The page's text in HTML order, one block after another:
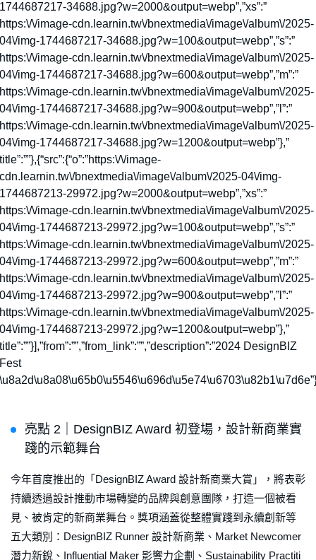
34688.jpg?w=2000&output=webp”,”xs”:”
\/image-cdn.learnin.tw\/bnextmedia\/image\/album\/2025-
img-1744687217-34688.jpg?w=100&output=webp”,”s”:”
\/image-cdn.learnin.tw\/bnextmedia\/image\/album\/2025-
img-1744687217-34688.jpg?w=600&output=webp”,”m”:”
\/image-cdn.learnin.tw\/bnextmedia\/image\/album\/2025-
img-1744687217-34688.jpg?w=900&output=webp”,”l”:”
\/image-cdn.learnin.tw\/bnextmedia\/image\/album\/2025-
img-1744687217-34688.jpg?w=1200&output=webp”},”
\/image-
bnextmedia\/image\/album\/2025-04\/img-
29972.jpg?w=2000&output=webp”,”xs”:”
\/image-cdn.learnin.tw\/bnextmedia\/image\/album\/2025-
img-1744687213-29972.jpg?w=100&output=webp”,”s”:”
\/image-cdn.learnin.tw\/bnextmedia\/image\/album\/2025-
img-1744687213-29972.jpg?w=600&output=webp”,”m”:”
\/image-cdn.learnin.tw\/bnextmedia\/image\/album\/2025-
img-1744687213-29972.jpg?w=900&output=webp”,”l”:”
\/image-cdn.learnin.tw\/bnextmedia\/image\/album\/2025-
img-1744687213-29972.jpg?w=1200&output=webp”},”
DesignBIZ
亮點 2｜DesignBIZ Award 初登場，設計新商業實
踐的示範舞台
今年首度推出的「DesignBIZ Award 設計新商業大賞」，將表彰
持續透過設計推動市場轉變的品牌與創意團隊，打造一個被看
見、被肯定的新商業舞台。獎項涵蓋從整體實踐到永續創新等
五大類別：DesignBIZ Runner 設計新商業、Market Newcomer
潛力新銳、Influential Maker 影響力企劃、Sustainability Practiti